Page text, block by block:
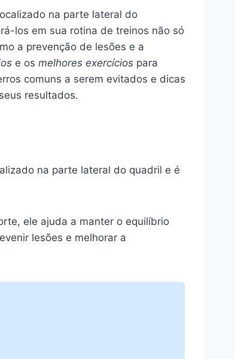
na parte lateral do
los em sua rotina de treinos não só
a prevenção de lesões e a
e os melhores exercícios para
comuns a serem evitados e dicas
resultados.
na parte lateral do quadril e é
ele ajuda a manter o equilíbrio
lesões e melhorar a